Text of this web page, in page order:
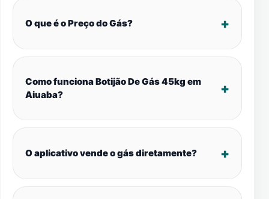
O que é o Preço do Gás?
Como funciona Botijão De Gás 45kg em
Aiuaba?
O aplicativo vende o gás diretamente?